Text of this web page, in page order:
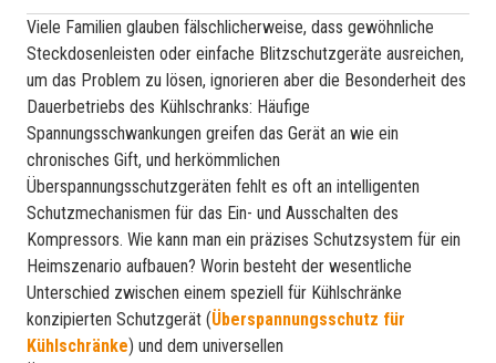
Viele Familien glauben fälschlicherweise, dass gewöhnliche
Steckdosenleisten oder einfache Blitzschutzgeräte ausreichen,
um das Problem zu lösen, ignorieren aber die Besonderheit des
Dauerbetriebs des Kühlschranks: Häufige
Spannungsschwankungen greifen das Gerät an wie ein
chronisches Gift, und herkömmlichen
Überspannungsschutzgeräten fehlt es oft an intelligenten
Schutzmechanismen für das Ein- und Ausschalten des
Kompressors. Wie kann man ein präzises Schutzsystem für ein
Heimszenario aufbauen? Worin besteht der wesentliche
Unterschied zwischen einem speziell für Kühlschränke
konzipierten Schutzgerät (Überspannungsschutz für
Kühlschränke) und dem universellen